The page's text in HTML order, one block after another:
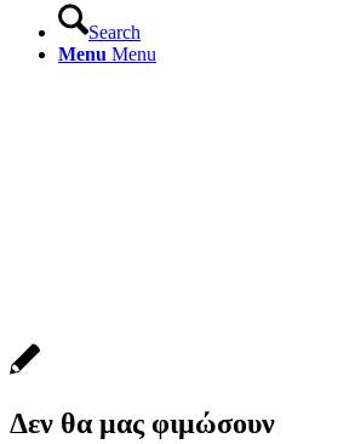
Search
Menu Menu
Δεν θα μας φιμώσουν